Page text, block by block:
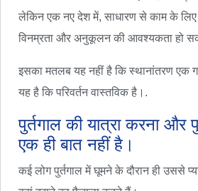
लेकिन एक नए देश में, साधारण से काम के लिए
विनम्रता और अनुकूलन की आवश्यकता हो
इसका मतलब यह नहीं है कि स्थानांतरण एक
यह है कि परिवर्तन वास्तविक है।.
पुर्तगाल की यात्रा करना और
एक ही बात नहीं है।
कई लोग पुर्तगाल में घूमने के दौरान ही उससे